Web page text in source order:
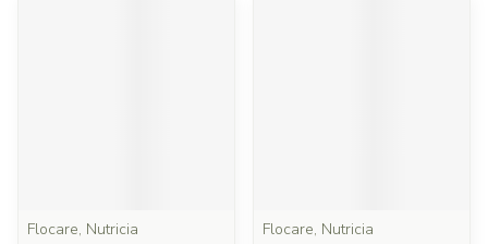
Flocare, Nutricia
Flocare, Nutricia